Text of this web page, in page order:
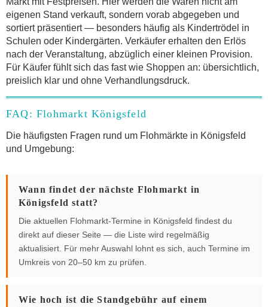
eigenen Stand verkauft, sondern vorab abgegeben und
sortiert präsentiert — besonders häufig als Kindertrödel in
Schulen oder Kindergärten. Verkäufer erhalten den Erlös
nach der Veranstaltung, abzüglich einer kleinen Provision.
Für Käufer fühlt sich das fast wie Shoppen an: übersichtlich,
preislich klar und ohne Verhandlungsdruck.
FAQ: Flohmarkt Königsfeld
Die häufigsten Fragen rund um Flohmärkte in Königsfeld
und Umgebung:
Wann findet der nächste Flohmarkt in
Königsfeld statt?
Die aktuellen Flohmarkt-Termine in Königsfeld findest du
direkt auf dieser Seite — die Liste wird regelmäßig
aktualisiert. Für mehr Auswahl lohnt es sich, auch Termine im
Umkreis von 20–50 km zu prüfen.
Wie hoch ist die Standgebühr auf einem